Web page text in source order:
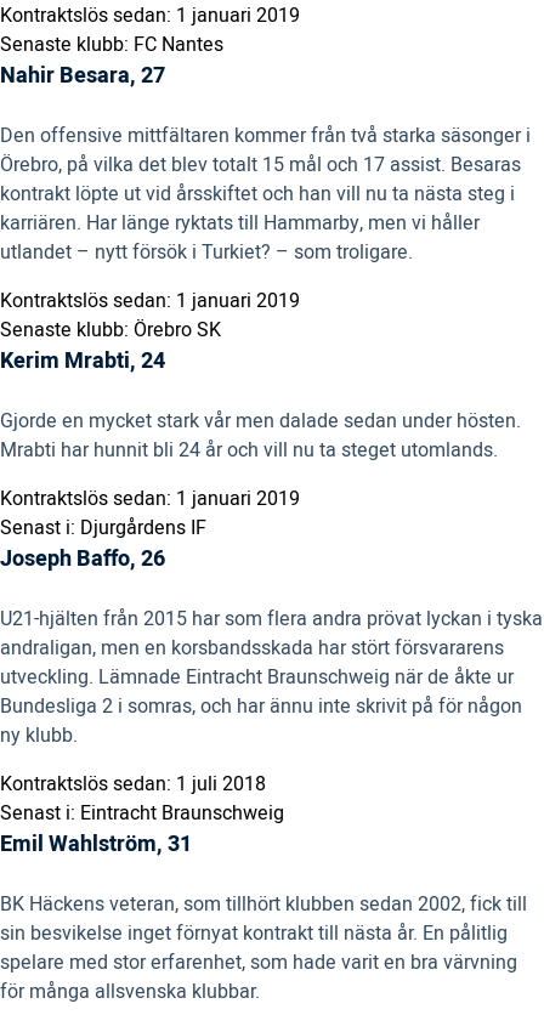
Kontraktslös sedan: 1 januari 2019
Senaste klubb: FC Nantes
Nahir Besara, 27
Den offensive mittfältaren kommer från två starka säsonger i
Örebro, på vilka det blev totalt 15 mål och 17 assist. Besaras
kontrakt löpte ut vid årsskiftet och han vill nu ta nästa steg i
karriären. Har länge ryktats till Hammarby, men vi håller
utlandet – nytt försök i Turkiet? – som troligare.
Kontraktslös sedan: 1 januari 2019
Senaste klubb: Örebro SK
Kerim Mrabti, 24
Gjorde en mycket stark vår men dalade sedan under hösten.
Mrabti har hunnit bli 24 år och vill nu ta steget utomlands.
Kontraktslös sedan: 1 januari 2019
Senast i: Djurgårdens IF
Joseph Baffo, 26
U21-hjälten från 2015 har som flera andra prövat lyckan i tyska
andraligan, men en korsbandsskada har stört försvararens
utveckling. Lämnade Eintracht Braunschweig när de åkte ur
Bundesliga 2 i somras, och har ännu inte skrivit på för någon
ny klubb.
Kontraktslös sedan: 1 juli 2018
Senast i: Eintracht Braunschweig
Emil Wahlström, 31
BK Häckens veteran, som tillhört klubben sedan 2002, fick till
sin besvikelse inget förnyat kontrakt till nästa år. En pålitlig
spelare med stor erfarenhet, som hade varit en bra värvning
för många allsvenska klubbar.